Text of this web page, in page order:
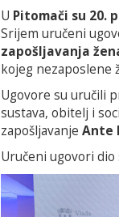
U Pitomači su 20.
Srijem uručeni
zapošljavanja
kojeg nezaposlene
Ugovore su uručili
sustava, obitelj i
zapošljavanje Ante
Uručeni ugovori dio